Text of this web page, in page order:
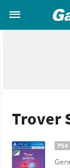
Trover
PS4